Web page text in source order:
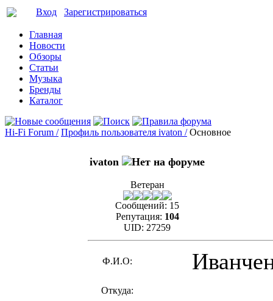
Вход Зарегистрироваться
Главная
Новости
Обзоры
Статьи
Музыка
Бренды
Каталог
Hi-Fi Forum / Профиль пользователя ivaton / Основное
ivaton
Ветеран
Сообщений: 15
Репутация: 104
UID: 27259
Ф.И.О:
Откуда: